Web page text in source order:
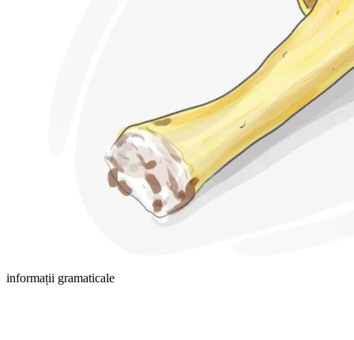
informații gramaticale